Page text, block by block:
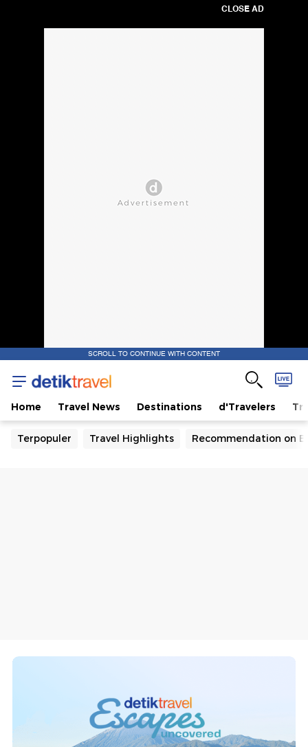
CLOSE AD
SCROLL TO CONTINUE WITH CONTENT
Home Travel News Destinations d'Travelers
Terpopuler Travel Highlights Recommendation on